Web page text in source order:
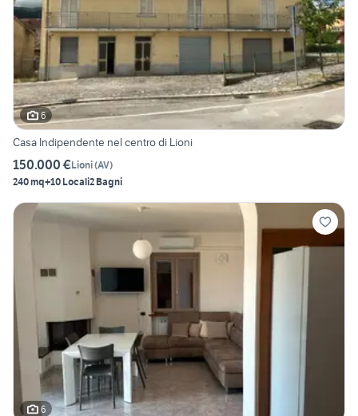
6
Casa Indipendente nel centro di Lioni
150.000 €Lioni(AV)
240 mq+10 Locali2 Bagni
6